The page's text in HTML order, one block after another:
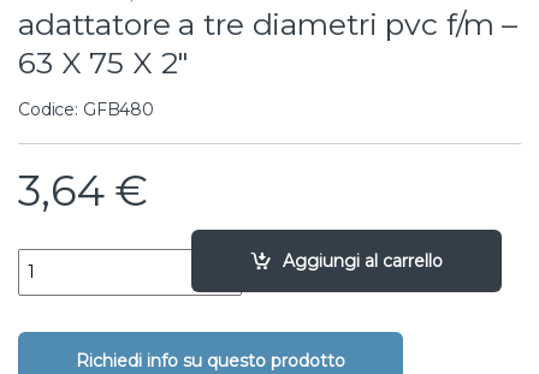
adattatore a tre diametri pvc f/m –
63 X 75 X 2″
Codice: GFB480
3,64 €
adattatore a tre diametri pvc f/m - 63 X 75 X 2" quantity
Aggiungi al carrello